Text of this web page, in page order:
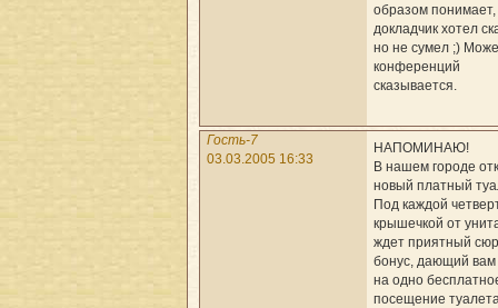
образом понимает,
докладчик хотел
но не сумел ;)
конференций
сказывается.
Гость-7
03.03.2005 16:33
НАПОМИНАЮ!
В нашем городе
новый платный
Под каждой
крышечкой от
ждет приятный
бонус, дающий вам
на одно
посещение